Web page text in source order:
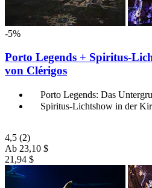
-5%
Porto Legends + Spiritus-
von Clérigos
Porto Legends: Das
Spiritus-Lichtshow in der
4,5 (2)
Ab 23,10 $
21,94 $